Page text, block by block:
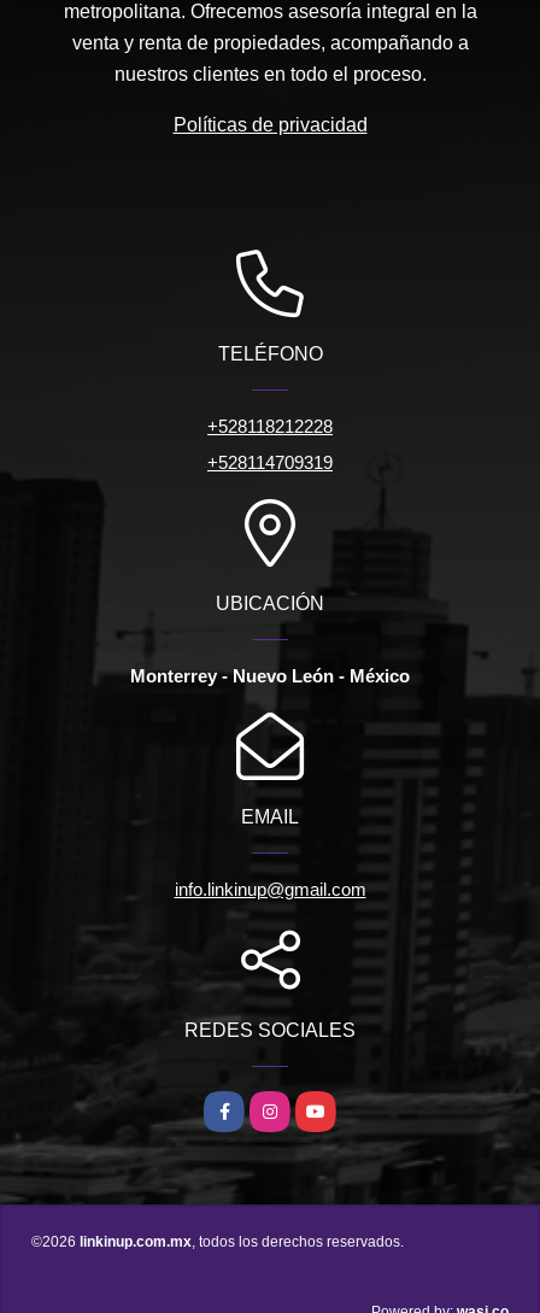
metropolitana. Ofrecemos asesoría integral en la
venta y renta de propiedades, acompañando a
nuestros clientes en todo el proceso.
Políticas de privacidad
TELÉFONO
+528118212228
+528114709319
UBICACIÓN
Monterrey - Nuevo León - México
EMAIL
info.linkinup@gmail.com
REDES SOCIALES
FacebookInstagramYouTube
©2026 linkinup.com.mx, todos los derechos reservados.